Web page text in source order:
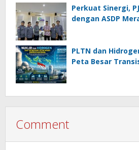
Perkuat Sinergi,
dengan ASDP
PLTN dan
Peta Besar
Comment